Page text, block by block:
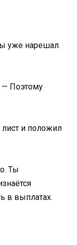
уже нарешал.
— Поэтому
и положил
Ты
в выплатах.